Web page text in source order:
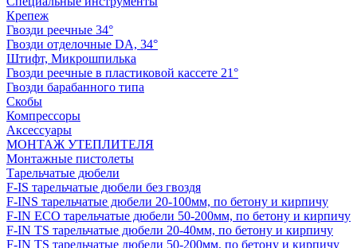
Крепеж
Гвозди реечные 34°
Гвозди отделочные DA, 34°
Штифт, Микрошпилька
Гвозди реечные в пластиковой кассете 21°
Гвозди барабанного типа
Скобы
Компрессоры
Аксессуары
МОНТАЖ УТЕПЛИТЕЛЯ
Монтажные пистолеты
Тарельчатые дюбели
F-IS тарельчатые дюбели без гвоздя
F-INS тарельчатые дюбели 20-100мм, по бетону и кирпичу
F-IN ECO тарельчатые дюбели 50-200мм, по бетону и кирпичу
F-IN TS тарельчатые дюбели 20-40мм, по бетону и кирпичу
F-IN TS тарельчатые дюбели 50-200мм, по бетону и кирпичу